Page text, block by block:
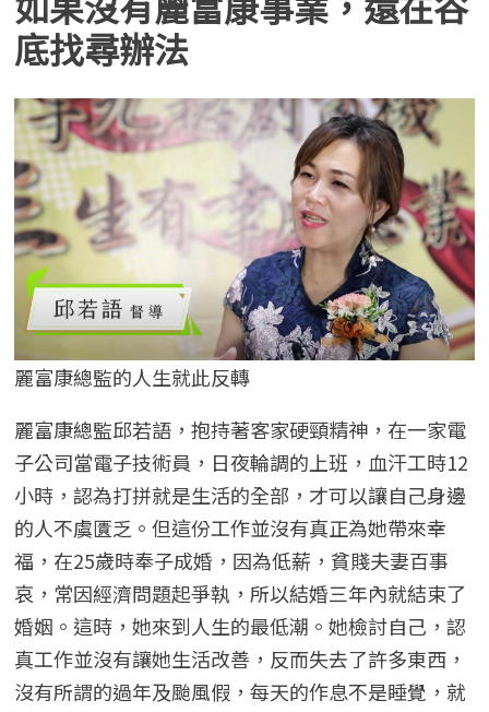
底找尋辦法
麗富康總監的人生就此反轉
麗富康總監邱若語，抱持著客家硬頸精神，在一家電
子公司當電子技術員，日夜輪調的上班，血汗工時12
小時，認為打拼就是生活的全部，才可以讓自己身邊
的人不虞匱乏。但這份工作並沒有真正為她帶來幸
福，在25歲時奉子成婚，因為低薪，貧賤夫妻百事
哀，常因經濟問題起爭執，所以結婚三年內就結束了
婚姻。這時，她來到人生的最低潮。她檢討自己，認
真工作並沒有讓她生活改善，反而失去了許多東西，
沒有所謂的過年及颱風假，每天的作息不是睡覺，就